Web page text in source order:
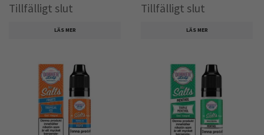
Tillfälligt slut
LÄS MER
Tillfälligt slut
LÄS MER